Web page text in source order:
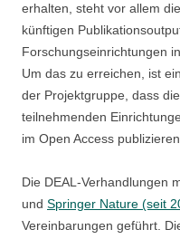
erhalten, steht vor allem
künftigen
Forschungseinrichtungen
Um das zu erreichen, ist
der Projektgruppe, dass
teilnehmenden
im Open Access
Die DEAL-Verhandlungen
und Springer Nature (seit
Vereinbarungen geführt.